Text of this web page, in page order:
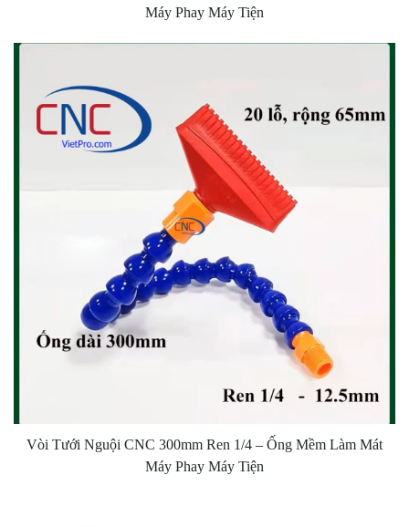
Máy Phay Máy Tiện
Vòi Tưới Nguội CNC 300mm Ren 1/4 – Ống Mềm Làm Mát
Máy Phay Máy Tiện